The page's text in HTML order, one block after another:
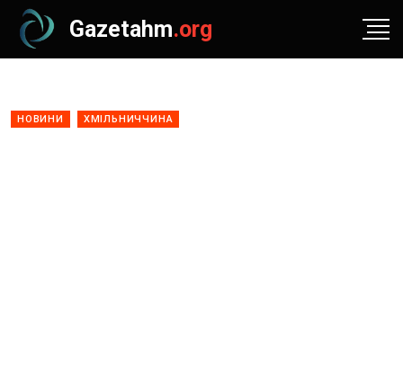
Gazetahm.org
НОВИНИ ХМІЛЬНИЧЧИНА